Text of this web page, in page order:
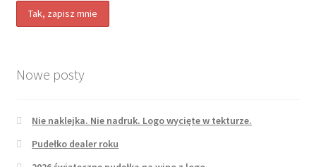
Nowe posty
Nie naklejka. Nie nadruk. Logo wycięte w tekturze.
Pudełko dealer roku